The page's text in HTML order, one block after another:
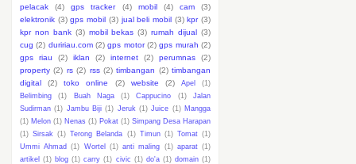
pelacak
(4) gps tracker (4) mobil (4) cam
(3)
elektronik (3) gps mobil (3) jual beli mobil (3) kpr (3)
kpr non bank (3) mobil bekas (3) rumah dijual (3)
cug (2) duririau.com (2) gps motor (2) gps murah (2)
gps riau
(2) iklan (2) internet (2) perumnas
(2)
property (2) rs (2) rss (2) timbangan (2) timbangan
digital
(2) toko online (2) website (2) Apel
(1)
Belimbing
(1) Buah Naga (1) Cappucino (1)
Jalan
Sudirman (1) Jambu Biji (1) Jeruk (1) Juice (1) Mangga
(1) Melon (1) Nenas (1) Pokat (1) Simpang Desa Harapan
(1) Sirsak (1) Terong Belanda (1) Timun (1) Tomat (1)
Ummi Ahmad
(1) Wortel (1) anti maling (1) aparat (1)
artikel
(1) blog (1) carry (1) civic (1) do'a (1) domain (1)